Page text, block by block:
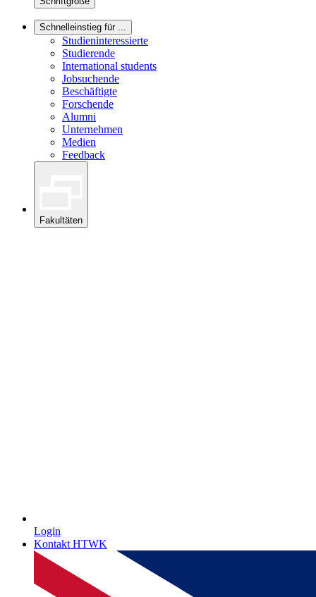
Schnelleinstieg für ...
Studieninteressierte
Studierende
International students
Jobsuchende
Beschäftigte
Forschende
Alumni
Unternehmen
Medien
Feedback
Fakultäten
Login
Kontakt HTWK